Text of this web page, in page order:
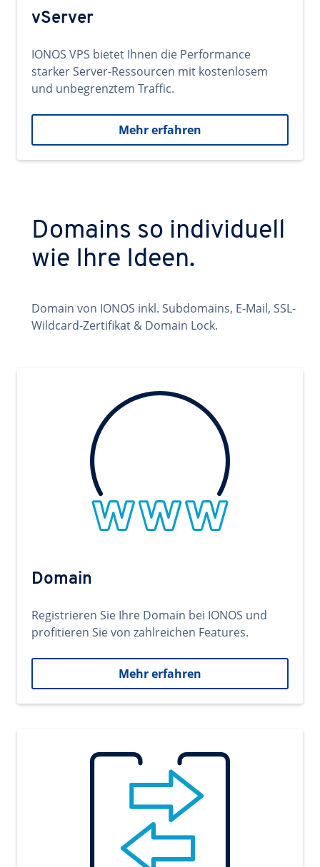
vServer
IONOS VPS bietet Ihnen die Performance
starker Server-Ressourcen mit kostenlosem
und unbegrenztem Traffic.
Mehr erfahren
Domains so individuell
wie Ihre Ideen.
Domain von IONOS inkl. Subdomains, E-Mail, SSL-
Wildcard-Zertifikat & Domain Lock.
Domain
Registrieren Sie Ihre Domain bei IONOS und
profitieren Sie von zahlreichen Features.
Mehr erfahren